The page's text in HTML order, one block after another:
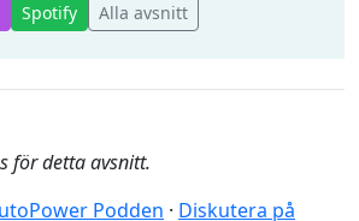
Spotify Alla avsnitt
för detta avsnitt.
Podden · Diskutera på